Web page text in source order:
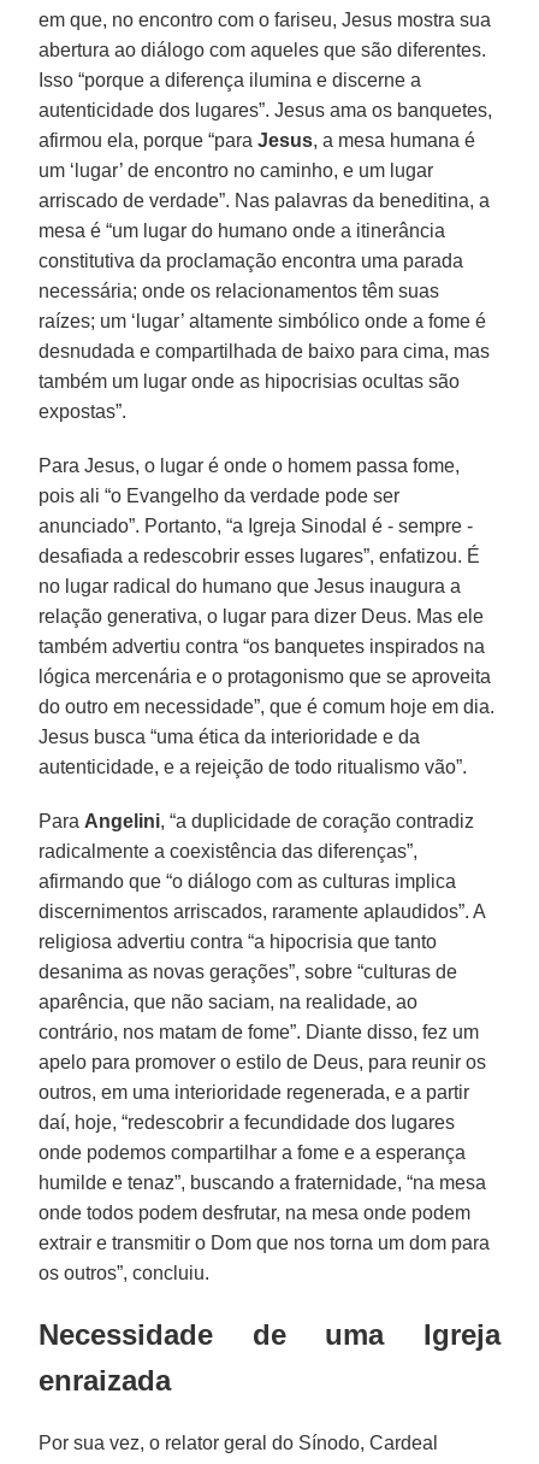
em que, no encontro com o fariseu, Jesus mostra sua
abertura ao diálogo com aqueles que são diferentes.
Isso “porque a diferença ilumina e discerne a
autenticidade dos lugares”. Jesus ama os banquetes,
afirmou ela, porque “paraJesus, a mesa humana é
um ‘lugar’ de encontro no caminho, e um lugar
arriscado de verdade”. Nas palavras da beneditina, a
mesa é “um lugar do humano onde a itinerância
constitutiva da proclamação encontra uma parada
necessária; onde os relacionamentos têm suas
raízes; um ‘lugar’ altamente simbólico onde a fome é
desnudada e compartilhada de baixo para cima, mas
também um lugar onde as hipocrisias ocultas são
expostas”.
Para Jesus, o lugar é onde o homem passa fome,
pois ali “o Evangelho da verdade pode ser
anunciado”. Portanto, “a Igreja Sinodal é - sempre -
desafiada a redescobrir esses lugares”, enfatizou. É
no lugar radical do humano que Jesus inaugura a
relação generativa, o lugar para dizer Deus. Mas ele
também advertiu contra “os banquetes inspirados na
lógica mercenária e o protagonismo que se aproveita
do outro em necessidade”, que é comum hoje em dia.
Jesus busca “uma ética da interioridade e da
autenticidade, e a rejeição de todo ritualismo vão”.
Para Angelini, “a duplicidade de coração contradiz
radicalmente a coexistência das diferenças”,
afirmando que “o diálogo com as culturas implica
discernimentos arriscados, raramente aplaudidos”. A
religiosa advertiu contra “a hipocrisia que tanto
desanima as novas gerações”, sobre “culturas de
aparência, que não saciam, na realidade, ao
contrário, nos matam de fome”. Diante disso, fez um
apelo para promover o estilo de Deus, para reunir os
outros, em uma interioridade regenerada, e a partir
daí, hoje, “redescobrir a fecundidade dos lugares
onde podemos compartilhar a fome e a esperança
humilde e tenaz”, buscando a fraternidade, “na mesa
onde todos podem desfrutar, na mesa onde podem
extrair e transmitir o Dom que nos torna um dom para
os outros”, concluiu.
Necessidade de uma Igreja
enraizada
Por sua vez, o relator geral do Sínodo, Cardeal